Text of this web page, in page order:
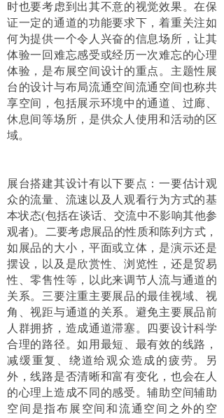
时也要考虑到出其不意的视觉效果。在保
证一定的通道的功能要求下，着重关注如
何为提供一个令人兴奋的信息场所，让其
体验一回难忘感受或经历一次难忘的心理
体验，是布展空间设计的重点。主题性展
台的设计与布局流通空间流通空间也称共
享空间，包括展示环境中的通道、过廊、
休息间等场所，是供众人使用和活动的区
域。
展台搭建其设计有以下要点：一要估计观
众的流量、流速以及人观看行为方式的基
本状态(包括在谈话、交流中不影响其他参
观者)。二要考虑展品的性质和陈列方式，
如展品的大小，平面或立体，是演示还是
摆设，以及是欣赏性、浏览性，还是贸易
性、零售性等，以此来调节人流与通道的
关系。三要注重主要展品的最佳视域、视
角、视距与通道的关系。避免主要展品前
人群拥挤，造成通道滞塞。四要设计科学
合理的路径。如用最短、最有效的线路，
减缓重复、绕道给观众造成的疲劳。另
外，线路是否清晰和富有变化，也会在人
的心理上造成不同的感受。辅助空间辅助
空间是指布展空间和流通空间之外的空